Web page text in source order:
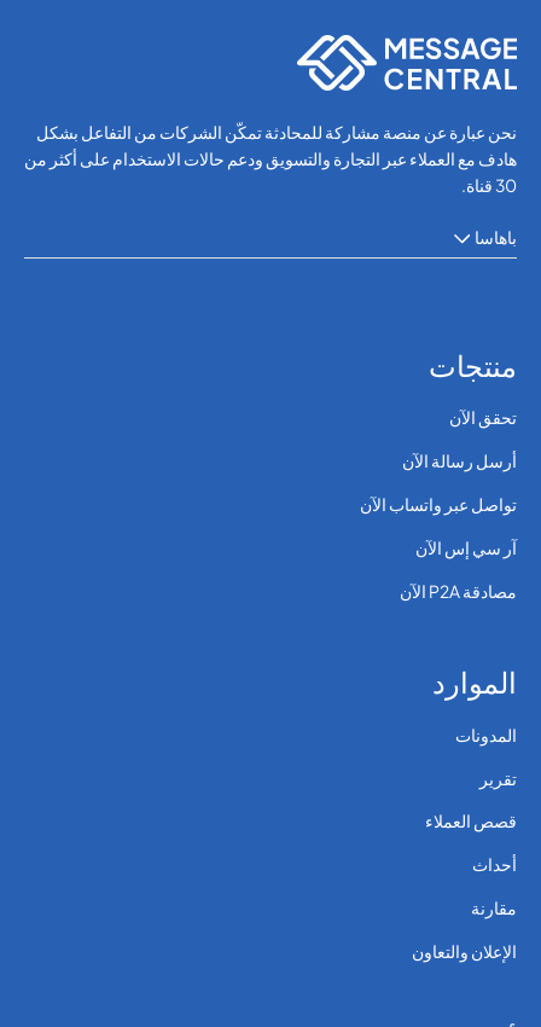
نحن عبارة عن منصة مشاركة للمحادثة تمكّن الشركات من التفاعل بشكل
هادف مع العملاء عبر التجارة والتسويق ودعم حالات الاستخدام على أكثر من
30 قناة.
باهاسا
منتجات
تحقق الآن
أرسل رسالة الآن
تواصل عبر واتساب الآن
آر سي إس الآن
مصادقة P2A الآن
الموارد
المدونات
تقرير
قصص العملاء
أحداث
مقارنة
الإعلان والتعاون